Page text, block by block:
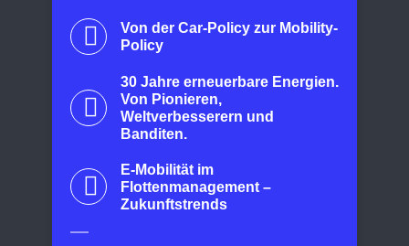
Von der Car-Policy zur Mobility-
Policy
30 Jahre erneuerbare Energien.
Von Pionieren,
Weltverbesserern und
Banditen.
E-Mobilität im
Flottenmanagement –
Zukunftstrends